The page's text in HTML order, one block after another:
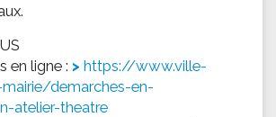
en ligne :
https://www.ville-
demarches-en-
atelier-theatre